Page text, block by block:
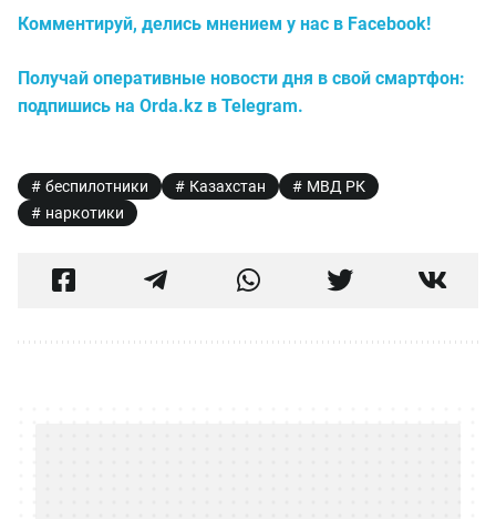
Комментируй, делись мнением у нас в Facebook!
Получай оперативные новости дня в свой смартфон:
подпишись на Orda.kz в Telegram.
беспилотники Казахстан
МВД РК
наркотики